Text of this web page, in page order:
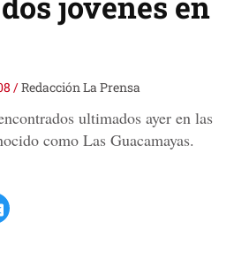
/Redacción La Prensa
ultimados ayer en las
como Las Guacamayas.